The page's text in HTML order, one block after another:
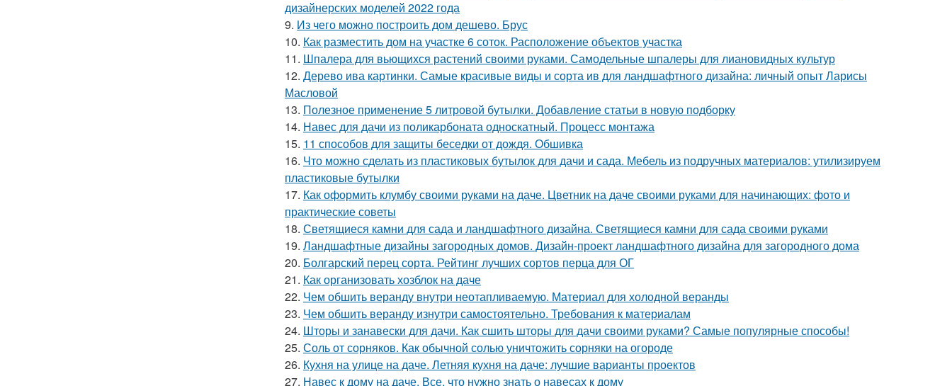
дизайнерских моделей 2022 года
9. Из чего можно построить дом дешево. Брус
10. Как разместить дом на участке 6 соток. Расположение объектов участка
11. Шпалера для вьющихся растений своими руками. Самодельные шпалеры для лиановидных культур
12. Дерево ива картинки. Самые красивые виды и сорта ив для ландшафтного дизайна: личный опыт Ларисы
Масловой
13. Полезное применение 5 литровой бутылки. Добавление статьи в новую подборку
14. Навес для дачи из поликарбоната односкатный. Процесс монтажа
15. 11 способов для защиты беседки от дождя. Обшивка
16. Что можно сделать из пластиковых бутылок для дачи и сада. Мебель из подручных материалов: утилизируем
пластиковые бутылки
17. Как оформить клумбу своими руками на даче. Цветник на даче своими руками для начинающих: фото и
практические советы
18. Светящиеся камни для сада и ландшафтного дизайна. Светящиеся камни для сада своими руками
19. Ландшафтные дизайны загородных домов. Дизайн-проект ландшафтного дизайна для загородного дома
20. Болгарский перец сорта. Рейтинг лучших сортов перца для ОГ
21. Как организовать хозблок на даче
22. Чем обшить веранду внутри неотапливаемую. Материал для холодной веранды
23. Чем обшить веранду изнутри самостоятельно. Требования к материалам
24. Шторы и занавески для дачи. Как сшить шторы для дачи своими руками? Самые популярные способы!
25. Соль от сорняков. Как обычной солью уничтожить сорняки на огороде
26. Кухня на улице на даче. Летняя кухня на даче: лучшие варианты проектов
27. Навес к дому на даче. Все, что нужно знать о навесах к дому